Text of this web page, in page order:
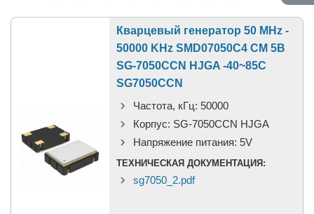
Кварцевый генератор 50 MHz -
50000 KHz SMD07050C4 CM 5В
SG-7050CCN HJGA -40~85C
SG7050CCN
Частота, кГц: 50000
Корпус: SG-7050CCN HJGA
Напряжение питания: 5V
ТЕХНИЧЕСКАЯ ДОКУМЕНТАЦИЯ:
sg7050_2.pdf